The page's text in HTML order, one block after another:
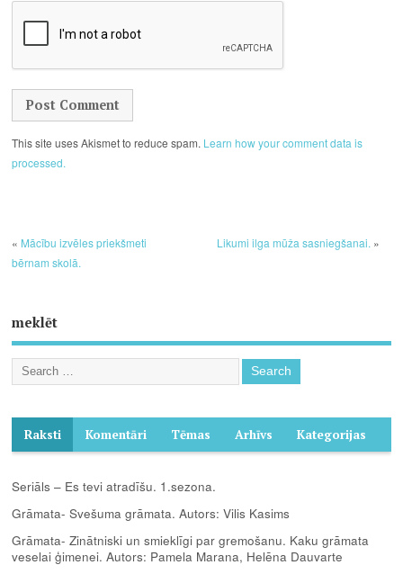
This site uses Akismet to reduce spam. Learn how your comment data is
processed.
« Mācību izvēles priekšmeti
bērnam skolā.
Likumi ilga mūža sasniegšanai. »
meklēt
Raksti Komentāri Tēmas Arhīvs Kategorijas
Seriāls – Es tevi atradīšu. 1.sezona.
Grāmata- Svešuma grāmata. Autors: Vilis Kasims
Grāmata- Zinātniski un smieklīgi par gremošanu. Kaku grāmata
veselai ģimenei. Autors: Pamela Marana, Helēna Dauvarte